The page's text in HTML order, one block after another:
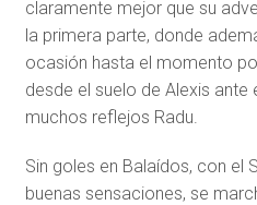
claramente mejor que su
la primera parte, donde
ocasión hasta el momento
desde el suelo de Alexis ante
muchos reflejos Radu.
Sin goles en Balaídos, con el
buenas sensaciones, se